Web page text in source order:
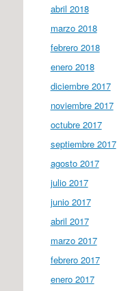
abril 2018
marzo 2018
febrero 2018
enero 2018
diciembre 2017
noviembre 2017
octubre 2017
septiembre 2017
agosto 2017
julio 2017
junio 2017
abril 2017
marzo 2017
febrero 2017
enero 2017